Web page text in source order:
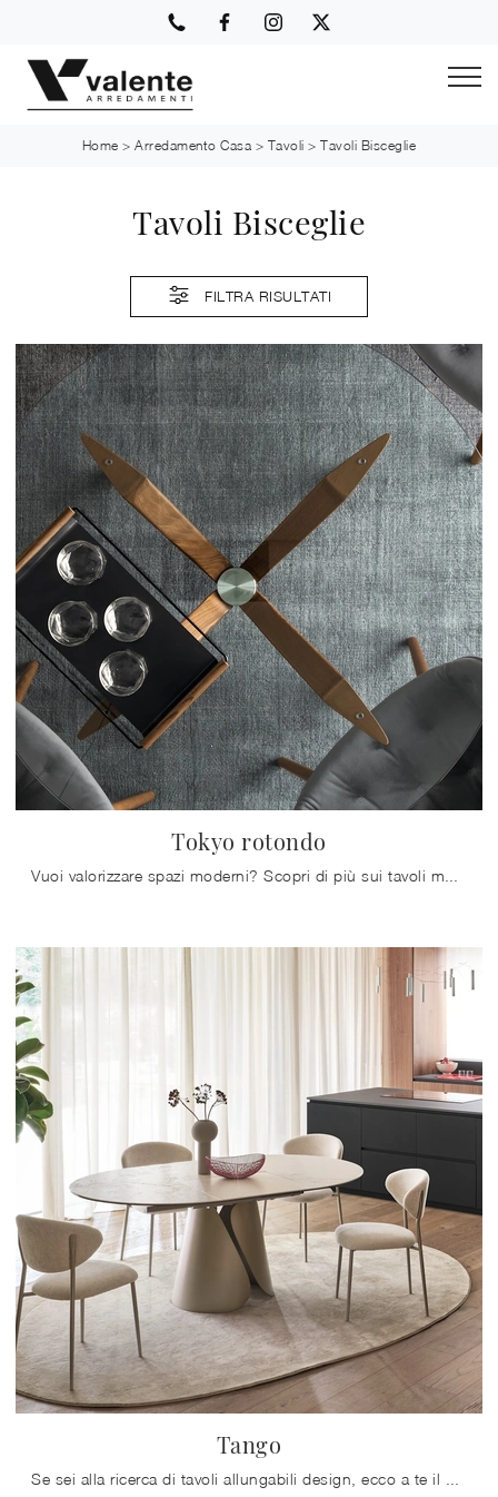
Home >Arredamento Casa > Tavoli >Tavoli Bisceglie
Tavoli Bisceglie
FILTRA RISULTATI
Tokyo rotondo
Tango